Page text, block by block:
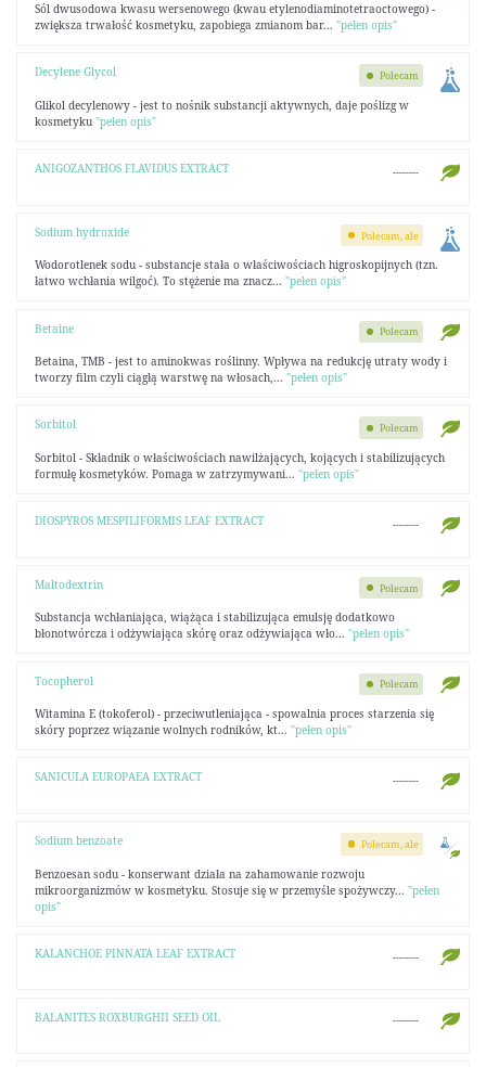
Sól dwusodowa kwasu wersenowego (kwau etylenodiaminotetraoctowego) -
zwiększa trwałość kosmetyku, zapobiega zmianom bar... "pełen opis"
Decylene Glycol
Glikol decylenowy - jest to nośnik substancji aktywnych, daje poślizg w
kosmetyku "pełen opis"
Polecam
ANIGOZANTHOS FLAVIDUS EXTRACT --------
Sodium hydroxide
Wodorotlenek sodu - substancje stała o właściwościach higroskopijnych (tzn.
łatwo wchłania wilgoć). To stężenie ma znacz... "pełen opis"
Polecam, ale
Betaine
Betaina, TMB - jest to aminokwas roślinny. Wpływa na redukcję utraty wody i
tworzy film czyli ciągłą warstwę na włosach,... "pełen opis"
Polecam
Sorbitol
Sorbitol - Składnik o właściwościach nawilżających, kojących i stabilizujących
formułę kosmetyków. Pomaga w zatrzymywani... "pełen opis"
Polecam
DIOSPYROS MESPILIFORMIS LEAF EXTRACT --------
Maltodextrin
Substancja wchłaniająca, wiążąca i stabilizująca emulsję dodatkowo
błonotwórcza i odżywiająca skórę oraz odżywiająca wło... "pełen opis"
Polecam
Tocopherol
Witamina E (tokoferol) - przeciwutleniająca - spowalnia proces starzenia się
skóry poprzez wiązanie wolnych rodników, kt... "pełen opis"
Polecam
SANICULA EUROPAEA EXTRACT --------
Sodium benzoate
Benzoesan sodu - konserwant działa na zahamowanie rozwoju
mikroorganizmów w kosmetyku. Stosuje się w przemyśle spożywczy... "pełen
opis"
Polecam, ale
KALANCHOE PINNATA LEAF EXTRACT --------
BALANITES ROXBURGHII SEED OIL --------